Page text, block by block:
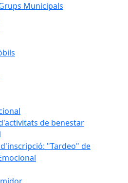
Municipals
de benestar
"Tardeo" de